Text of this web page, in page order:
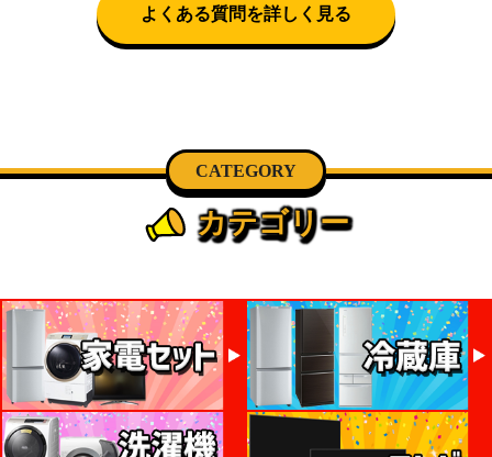
よくある質問を詳しく見る
CATEGORY
カテゴリー